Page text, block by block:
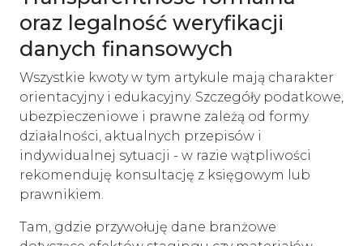
oraz legalność weryfikacji
danych finansowych
Wszystkie kwoty w tym artykule mają charakter
orientacyjny i edukacyjny. Szczegóły podatkowe,
ubezpieczeniowe i prawne zależą od formy
działalności, aktualnych przepisów i
indywidualnej sytuacji - w razie wątpliwości
rekomenduję konsultację z księgowym lub
prawnikiem.
Tam, gdzie przywołuję dane branżowe